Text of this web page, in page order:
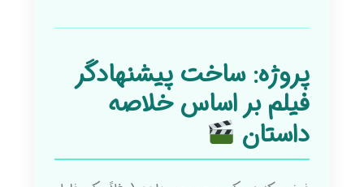
پروژه: ساخت پیشنهادگر
فیلم بر اساس خلاصه
داستان